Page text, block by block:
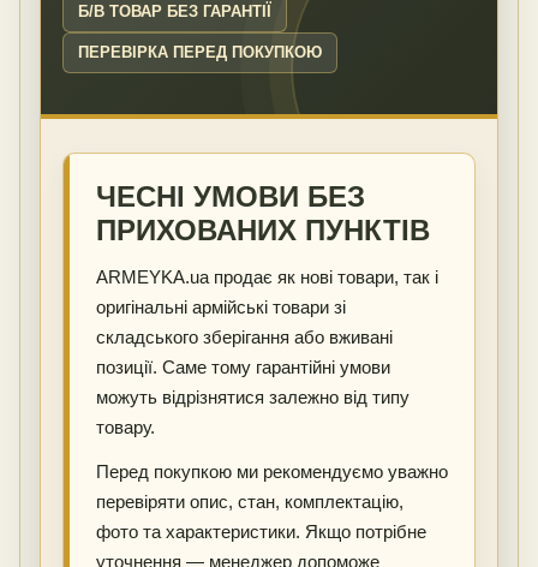
Б/В ТОВАР БЕЗ ГАРАНТІЇ
ПЕРЕВІРКА ПЕРЕД ПОКУПКОЮ
ЧЕСНІ УМОВИ БЕЗ
ПРИХОВАНИХ ПУНКТІВ
ARMEYKA.ua продає як нові товари, так і
оригінальні армійські товари зі
складського зберігання або вживані
позиції. Саме тому гарантійні умови
можуть відрізнятися залежно від типу
товару.
Перед покупкою ми рекомендуємо уважно
перевіряти опис, стан, комплектацію,
фото та характеристики. Якщо потрібне
уточнення — менеджер допоможе